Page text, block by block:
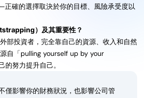
確的選擇取決於你的目標、風險承受度以
）及其重要性？
部投資者，完全靠自己的資源、收入和自然
自「pulling yourself up by your
努力提升自己。
僅影響你的財務狀況，也影響公司管